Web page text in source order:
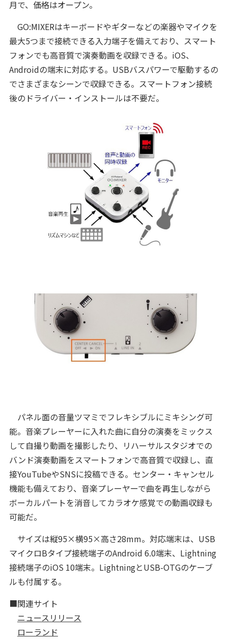
月で、価格はオープン。
GO:MIXERはキーボードやギターなどの楽器やマイクを
最大5つまで接続できる入力端子を備えており、スマート
フォンでも高音質で演奏動画を収録できる。iOS、
Androidの端末に対応する。USBバスパワーで駆動するの
でさまざまなシーンで収録できる。スマートフォン接続
後のドライバー・インストールは不要だ。
パネル面の音量ツマミでフレキシブルにミキシング可
能。音楽プレーヤーに入れた曲に自分の演奏をミックス
して自撮り動画を撮影したり、リハーサルスタジオでの
バンド演奏動画をスマートフォンで高音質で収録し、直
接YouTubeやSNSに投稿できる。センター・キャンセル
機能も備えており、音楽プレーヤーで曲を再生しながら
ボーカルパートを消音してカラオケ感覚での動画収録も
可能だ。
サイズは縦95×横95×高さ28mm。対応端末は、USB
マイクロBタイプ接続端子のAndroid 6.0端末、Lightning
接続端子のiOS 10端末。LightningとUSB-OTGのケーブ
ルも付属する。
■関連サイト
ニュースリリース
ローランド